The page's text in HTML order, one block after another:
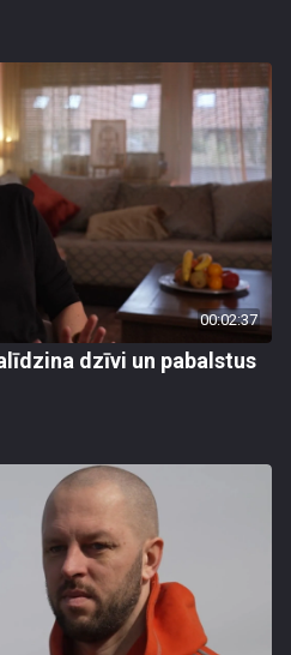
00:02:37
dzīvi un pabalstus